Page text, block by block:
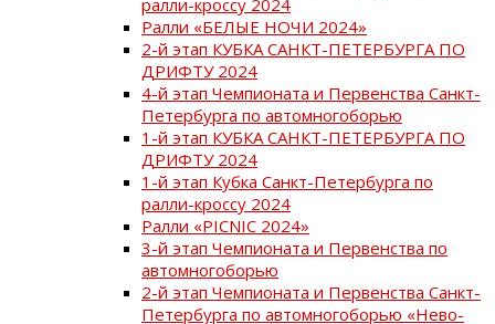
Ралли «БЕЛЫЕ НОЧИ 2024»
2-й этап КУБКА САНКТ-ПЕТЕРБУРГА ПО
ДРИФТУ 2024
4-й этап Чемпионата и Первенства Санкт-
Петербурга по автомногоборью
1-й этап КУБКА САНКТ-ПЕТЕРБУРГА ПО
ДРИФТУ 2024
1-й этап Кубка Санкт-Петербурга по
ралли-кроссу 2024
Ралли «PICNIC 2024»
3-й этап Чемпионата и Первенства по
автомногоборью
2-й этап Чемпионата и Первенства Санкт-
Петербурга по автомногоборью «Нево-